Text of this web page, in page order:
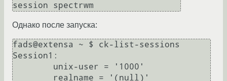
session spectrwm
Однако после запуска:
fads@extensa ~ $ ck-list-sessions
Session1: